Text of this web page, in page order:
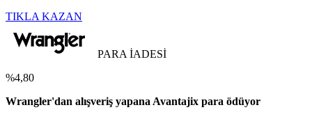
TIKLA KAZAN
PARA İADESİ
%4,80
Wrangler'dan alışveriş yapana Avantajix para ödüyor